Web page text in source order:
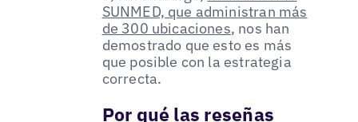
SUNMED, que administran más
de 300 ubicaciones, nos han
demostrado que esto es más
que posible con la estrategia
correcta.
Por qué las reseñas